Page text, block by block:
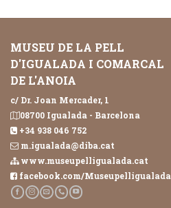
MUSEU DE LA PELL
D'IGUALADA I COMARCAL
DE L'ANOIA
c/ Dr. Joan Mercader, 1
08700 Igualada - Barcelona
+34 938 046 752
m.igualada@diba.cat
www.museupelligualada.cat
facebook.com/Museupelligualada